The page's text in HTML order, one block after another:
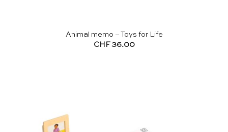
Animal memo – Toys for Life
CHF36.00